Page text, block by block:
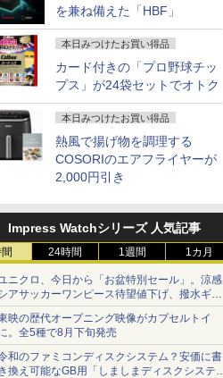
を兼ね備えた「HBF」
本日みつけたお買い得品
カード付きの「プロ野球チッ
プス」が24袋セットでオトク
本日みつけたお買い得品
熱風で揚げ物を調理する
COSORIのエアフライヤーが
2,000円引き
Impress Watchシリーズ 人気記事
24時間 1週間 1カ月
ニクロ、今日から「お盆特別セール」。涼感
アサッカーワンピース待望値下げ、撥水ギア
ョーツは1990円に
映の歴代オープニング映像がカプセルトイ
。全5種で8月下旬発売
和のファミコンディスクシステム？安価に書
換え可能なGB用「しましまディスクシステ